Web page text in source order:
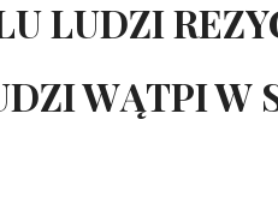
LUDZI
WĄTPI W